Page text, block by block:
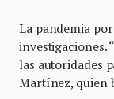
La pandemia
investigaciones.
las autoridades
Martínez, quien